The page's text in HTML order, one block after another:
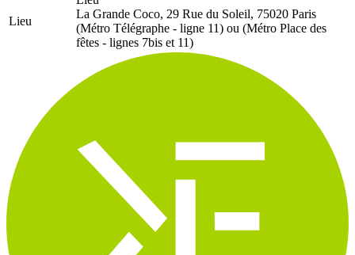
Lieu
La Grande Coco, 29 Rue du Soleil, 75020 Paris
(Métro Télégraphe - ligne 11) ou (Métro Place des
fêtes - lignes 7bis et 11)